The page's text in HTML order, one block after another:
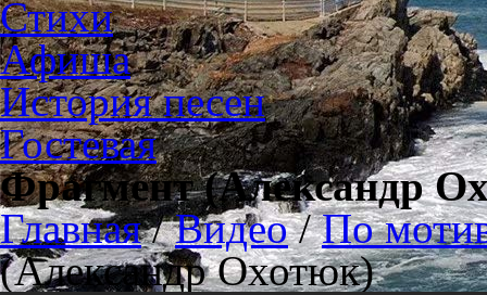
Стихи
Афиша
История песен
Гостевая
Фрагмент (Александр
Главная/Видео/По
(Александр Охотюк)